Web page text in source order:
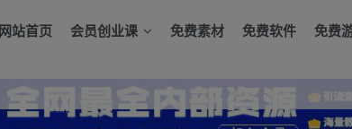
网站首页 会员创业课 免费素材 免费软件 免费